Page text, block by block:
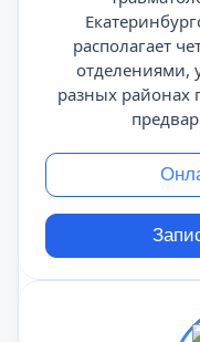
располагает
отделениями,
разных районах